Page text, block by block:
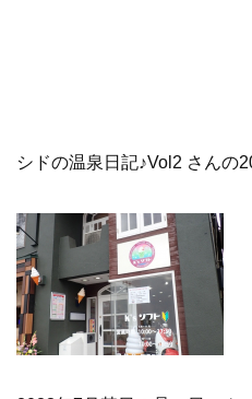
シドの温泉日記♪Vol2 さんの